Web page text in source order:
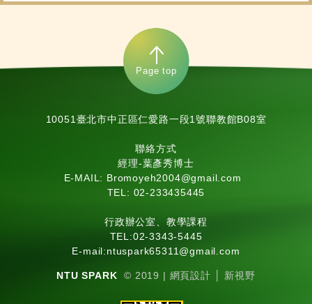
Page top
10051臺北市中正區仁愛路一段1號聯教館B08室
聯絡方式
經理-葉彥秀博士
E-MAIL: Bromoyeh2004@gmail.com
TEL: 02-233435445
行政辦公室、教學課程
TEL:02-3343-5445
E-mail:ntuspark65311@gmail.com
NTU SPARK © 2019 | 網頁設計 │ 新視野